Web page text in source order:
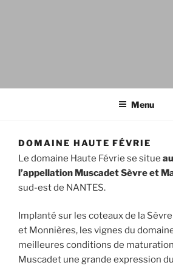
Menu
DOMAINE HAUTE FÉVRIE
Le domaine Haute Févrie se situe
l’appellation Muscadet Sèvre et
sud-est de NANTES.
Implanté sur les coteaux de la
et Monnières, les vignes du
meilleures conditions de
Muscadet une grande expression